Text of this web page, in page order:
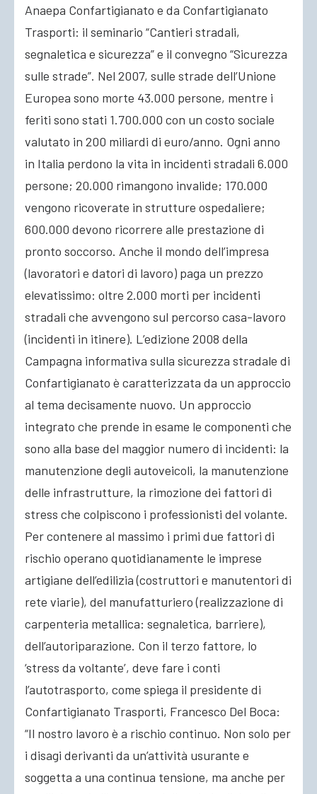
Anaepa Confartigianato e da Confartigianato
Trasporti: il seminario “Cantieri stradali,
segnaletica e sicurezza” e il convegno “Sicurezza
sulle strade”. Nel 2007, sulle strade dell’Unione
Europea sono morte 43.000 persone, mentre i
feriti sono stati 1.700.000 con un costo sociale
valutato in 200 miliardi di euro/anno. Ogni anno
in Italia perdono la vita in incidenti stradali 6.000
persone; 20.000 rimangono invalide; 170.000
vengono ricoverate in strutture ospedaliere;
600.000 devono ricorrere alle prestazione di
pronto soccorso. Anche il mondo dell’impresa
(lavoratori e datori di lavoro) paga un prezzo
elevatissimo: oltre 2.000 morti per incidenti
stradali che avvengono sul percorso casa-lavoro
(incidenti in itinere). L’edizione 2008 della
Campagna informativa sulla sicurezza stradale di
Confartigianato è caratterizzata da un approccio
al tema decisamente nuovo. Un approccio
integrato che prende in esame le componenti che
sono alla base del maggior numero di incidenti: la
manutenzione degli autoveicoli, la manutenzione
delle infrastrutture, la rimozione dei fattori di
stress che colpiscono i professionisti del volante.
Per contenere al massimo i primi due fattori di
rischio operano quotidianamente le imprese
artigiane dell’edilizia (costruttori e manutentori di
rete viarie), del manufatturiero (realizzazione di
carpenteria metallica: segnaletica, barriere),
dell’autoriparazione. Con il terzo fattore, lo
‘stress da voltante’, deve fare i conti
l’autotrasporto, come spiega il presidente di
Confartigianato Trasporti, Francesco Del Boca:
“Il nostro lavoro è a rischio continuo. Non solo per
i disagi derivanti da un’attività usurante e
soggetta a una continua tensione, ma anche per